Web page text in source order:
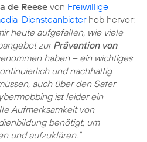
de Reese von Freiwillige
Diensteanbieterhob hervor:
heute aufgefallen, wie viele
zurPrävention von
haben – ein wichtiges
und nachhaltig
auch über den Safer
ist leider ein
Aufmerksamkeit von
benötigt, um
und aufzuklären.“